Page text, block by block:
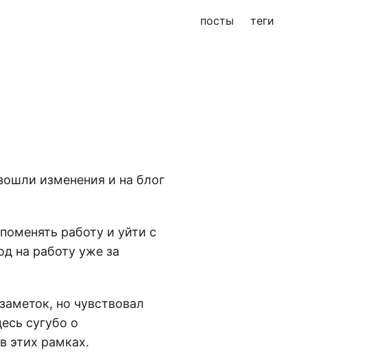
посты теги
изменения и на блог
работу и уйти с
на работу уже за
но чувствовал
сугубо о
этих рамках.